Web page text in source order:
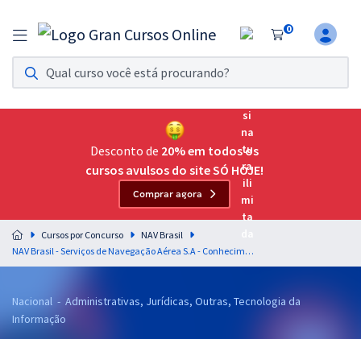
0
Assinatura Ilimitada 11
Acesso a todos os cursos. Teste grátis por 7 dias!
Assinatura OAB Até Passar
Acesso ilimitado a toda preparação para o Exame da
Residências Multiprofissionais
Preparação completa e intensiva para as principais
residências em saúde do Brasil
Assinatura Ilimitada
Desconto de 20% em todos os
cursos avulsos do site SÓ HOJE!
Comprar agora
Cursos por Concurso
NAV Brasil
NAV Brasil - Serviços de Navegação Aérea S.A - Conhecimentos Específicos para o Cargo de Analista de Gestão
Nacional - Administrativas, Jurídicas, Outras, Tecnologia da
Informação